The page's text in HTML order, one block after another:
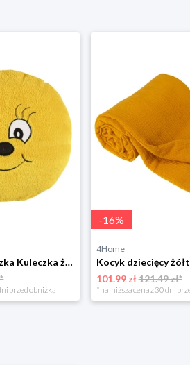
Bellatex Poduszka Kuleczka żółty, średnica 35 cm
przed obniżką
-16%
4Home
101.99 zł121.49 zł*
*najniższa cena z 30 dni